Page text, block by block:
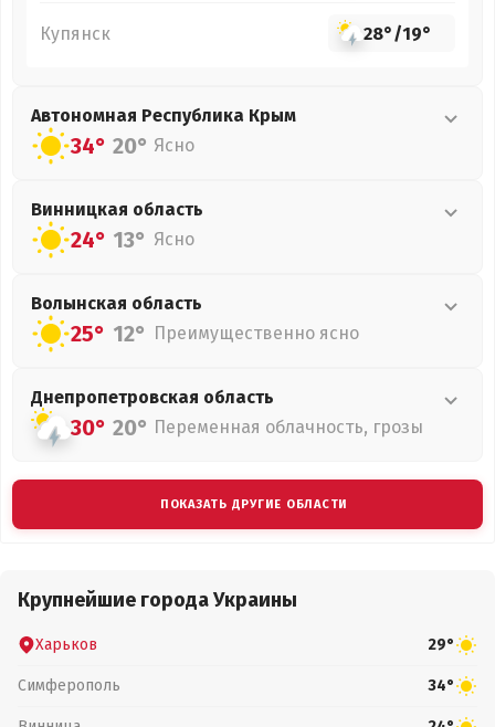
Купянск 28°/19°
Автономная Республика Крым
34° 20° Ясно
Винницкая область
24° 13° Ясно
Волынская область
25° 12° Преимущественно ясно
Днепропетровская область
30° 20° Переменная облачность, грозы
ПОКАЗАТЬ ДРУГИЕ ОБЛАСТИ
Крупнейшие города Украины
Харьков 29°
Симферополь 34°